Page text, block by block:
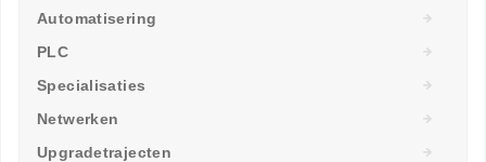
Automatisering
PLC
Specialisaties
Netwerken
Upgradetrajecten